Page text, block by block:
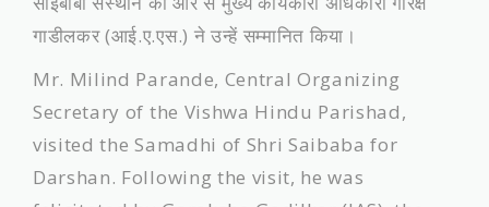
गाडीलकर (आई.ए.एस.) ने उन्हें सम्मानित किया।
Mr. Milind Parande, Central Organizing
Secretary of the Vishwa Hindu Parishad,
visited the Samadhi of Shri Saibaba for
Darshan. Following the visit, he was